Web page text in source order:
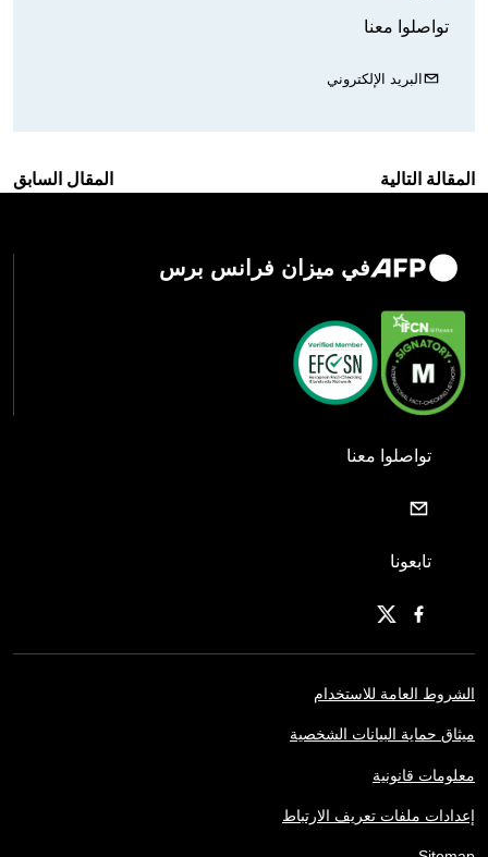
تواصلوا معنا
البريد الإلكتروني
المقالة التالية المقال السابق
في ميزان فرانس برس
تواصلوا معنا
تابعونا
الشروط العامة للاستخدام
ميثاق حماية البيانات الشخصية
معلومات قانونية
إعدادات ملفات تعريف الارتباط